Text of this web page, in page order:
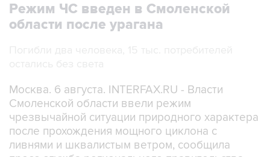
Режим ЧС введен в Смоленской
области после урагана
Москва. 6 августа. INTERFAX.RU - Власти
Смоленской области ввели режим
чрезвычайной ситуации природного характера
после прохождения мощного циклона с
ливнями и шквалистым ветром, сообщила